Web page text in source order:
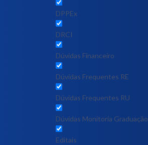
DPPEx
DRCI
Dúvidas Financeiro
Dúvidas Frequentes RE
Dúvidas Frequentes RU
Dúvidas Monitoria Graduação
Editais